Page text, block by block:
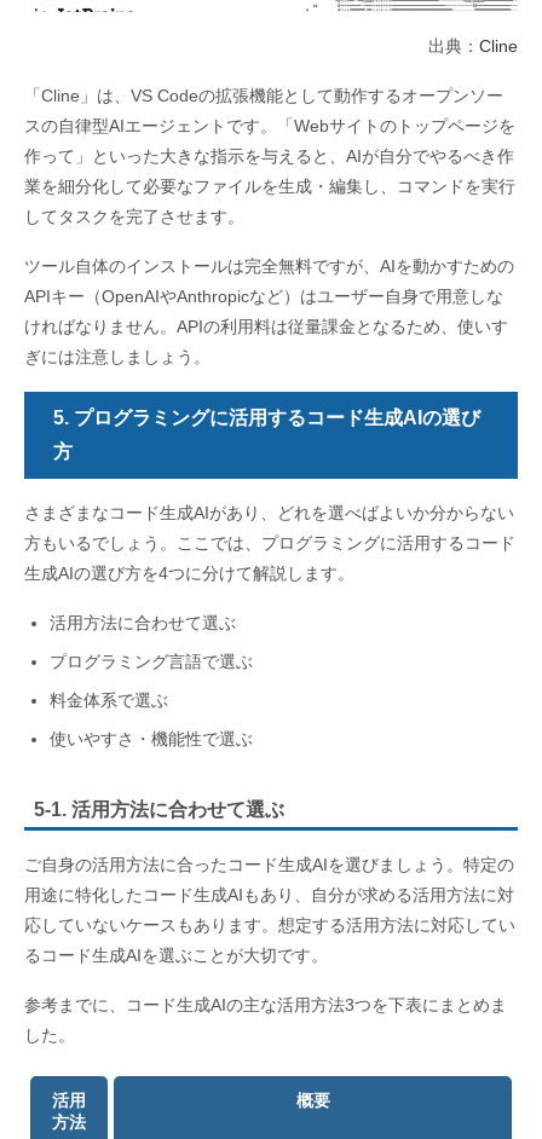
出典： Cline
「Cline」は、VS Codeの拡張機能として動作するオープンソー
スの自律型AIエージェントです。「Webサイトのトップページを
作って」といった大きな指示を与えると、AIが自分でやるべき作
業を細分化して必要なファイルを生成・編集し、コマンドを実行
してタスクを完了させます。
ツール自体のインストールは完全無料ですが、AIを動かすための
APIキー（OpenAIやAnthropicなど）はユーザー自身で用意しな
ければなりません。APIの利用料は従量課金となるため、使いす
ぎには注意しましょう。
5. プログラミングに活用するコード生成AIの選び
方
さまざまなコード生成AIがあり、どれを選べばよいか分からない
方もいるでしょう。ここでは、プログラミングに活用するコード
生成AIの選び方を4つに分けて解説します。
活用方法に合わせて選ぶ
プログラミング言語で選ぶ
料金体系で選ぶ
使いやすさ・機能性で選ぶ
5-1. 活用方法に合わせて選ぶ
ご自身の活用方法に合ったコード生成AIを選びましょう。特定の
用途に特化したコード生成AIもあり、自分が求める活用方法に対
応していないケースもあります。想定する活用方法に対応してい
るコード生成AIを選ぶことが大切です。
参考までに、コード生成AIの主な活用方法3つを下表にまとめま
した。
活用
方法
概要